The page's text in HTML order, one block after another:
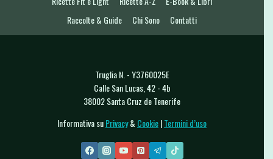
Raccolte & Guide
Chi Sono Contatti
Truglia N. - Y3760025E
Calle San Lucas, 42 - 4b
38002 Santa Cruz de Tenerife
Informativa suPrivacy& Cookie|Termini d’uso